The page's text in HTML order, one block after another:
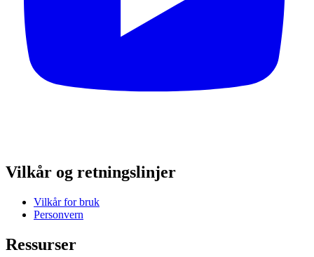
Vilkår og retningslinjer
Vilkår for bruk
Personvern
Ressurser